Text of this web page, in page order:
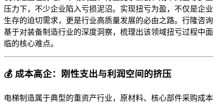
压力下，不少企业陷入亏损泥沼。实现扭亏为盈，不仅是企业
生存的迫切需求，更是行业高质量发展的必由之路。行隆咨询
基于对装备制造行业的深度洞察，梳理出该领域扭亏过程中面
临的核心难点。
💰 成本高企：刚性支出与利润空间的挤压
电梯制造属于典型的重资产行业，原材料、核心部件采购成本